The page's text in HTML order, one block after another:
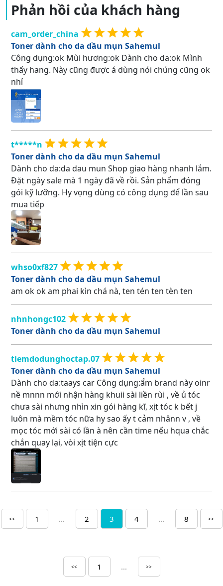
Phản hồi của khách hàng
cam_order_china
Toner dành cho da dầu mụn Sahemul
Công dụng:ok Mùi hương:ok Dành cho da:ok Mình
thấy hang. Này cũng được á dùng nói chúng cũng ok
nhỉ
t*****n
Toner dành cho da dầu mụn Sahemul
Dành cho da:da dau mun Shop giao hàng nhanh lắm.
Đặt ngày sale mà 1 ngày đã về rồi. Sản phẩm đóng
gói kỹ lưỡng. Hy vọng dùng có công dụng để lần sau
mua tiếp
whso0xf827
Toner dành cho da dầu mụn Sahemul
am ok ok am phai kìn chá nà, ten tén ten tèn ten
nhnhongc102
Toner dành cho da dầu mụn Sahemul
tiemdodunghoctap.07
Toner dành cho da dầu mụn Sahemul
Dành cho da:taays car Công dụng:ẩm brand này oinr
nề mnnn mới nhận hàng khuii sài liền rùi , về ủ tóc
chưa sài nhưng nhìn xin gói hàng kĩ, xịt tóc k bết j
luôn mà mềm tóc nữa hy sao ấy t cảm nhânn v , về
mọc tóc mới sài có lần à nên cần time nếu hqua chắc
chắn quay lại, vòi xịt tiện cực
<< 1 ... 2 3 4 ... 8 >>
<< 1 ... >>